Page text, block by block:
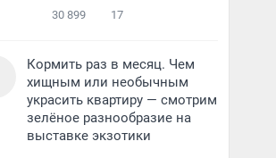
30 899 17
Кормить раз в месяц. Чем
хищным или необычным
украсить квартиру — смотрим
зелёное разнообразие на
выставке экзотики